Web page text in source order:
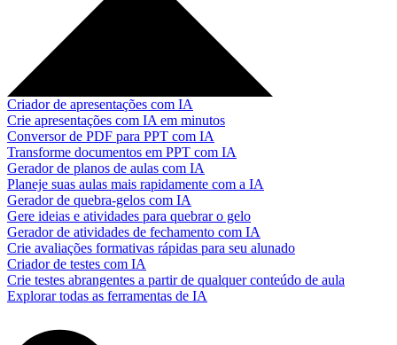
Criador de apresentações com IA
Crie apresentações com IA em minutos
Conversor de PDF para PPT com IA
Transforme documentos em PPT com IA
Gerador de planos de aulas com IA
Planeje suas aulas mais rapidamente com a IA
Gerador de quebra-gelos com IA
Gere ideias e atividades para quebrar o gelo
Gerador de atividades de fechamento com IA
Crie avaliações formativas rápidas para seu alunado
Criador de testes com IA
Crie testes abrangentes a partir de qualquer conteúdo de aula
Explorar todas as ferramentas de IA